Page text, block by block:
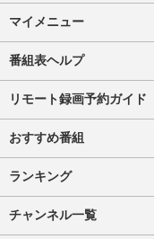
マイメニュー
番組表ヘルプ
リモート録画予約ガイド
おすすめ番組
ランキング
チャンネル一覧